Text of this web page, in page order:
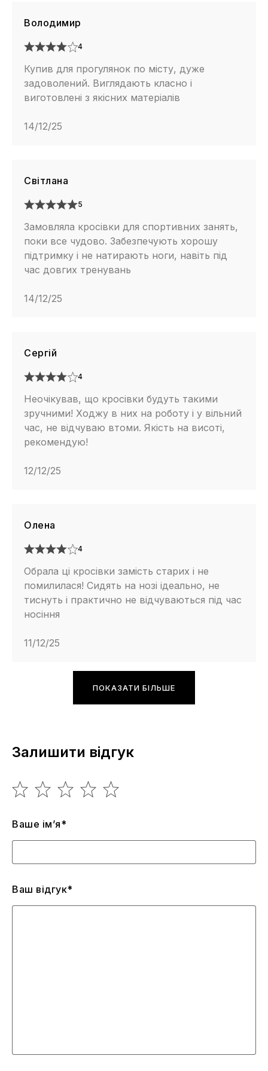
Володимир
4
Купив для прогулянок по місту, дуже
задоволений. Виглядають класно і
виготовлені з якісних матеріалів
14/12/25
Світлана
5
Замовляла кросівки для спортивних занять,
поки все чудово. Забезпечують хорошу
підтримку і не натирають ноги, навіть під
час довгих тренувань
14/12/25
Сергій
4
Неочікував, що кросівки будуть такими
зручними! Ходжу в них на роботу і у вільний
час, не відчуваю втоми. Якість на висоті,
рекомендую!
12/12/25
Олена
4
Обрала ці кросівки замість старих і не
помилилася! Сидять на нозі ідеально, не
тиснуть і практично не відчуваються під час
носіння
11/12/25
ПОКАЗАТИ БІЛЬШЕ
Залишити відгук
Ваше ім’я*
Ваш відгук*